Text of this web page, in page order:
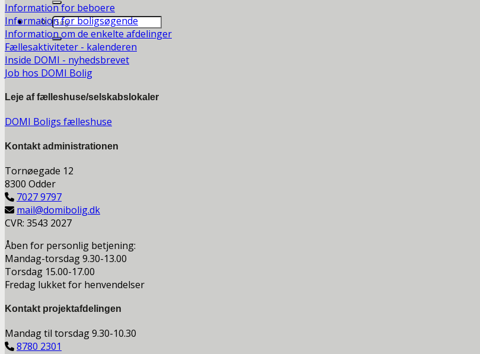
Information for beboere
Information for boligsøgende
Information om de enkelte afdelinger
Fællesaktiviteter - kalenderen
Inside DOMI - nyhedsbrevet
Job hos DOMI Bolig
Leje af fælleshuse/selskabslokaler
DOMI Boligs fælleshuse
Kontakt administrationen
Tornøegade 12
8300 Odder
7027 9797
mail@domibolig.dk
CVR: 3543 2027
Åben for personlig betjening:
Mandag-torsdag 9.30-13.00
Torsdag 15.00-17.00
Fredag lukket for henvendelser
Kontakt projektafdelingen
Mandag til torsdag 9.30-10.30
8780 2301